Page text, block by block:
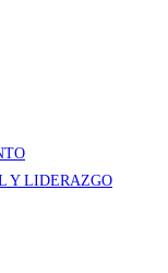
Y LIDERAZGO